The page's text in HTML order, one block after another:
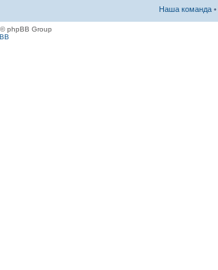
Наша команда •
phpBB Group